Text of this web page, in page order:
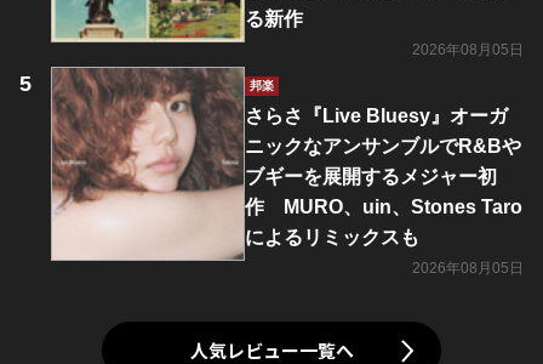
る新作
2026年08月05日
邦楽
さらさ『Live Bluesy』オーガ
ニックなアンサンブルでR&Bや
ブギーを展開するメジャー初
作 MURO、uin、Stones Taro
によるリミックスも
2026年08月05日
人気レビュー一覧へ